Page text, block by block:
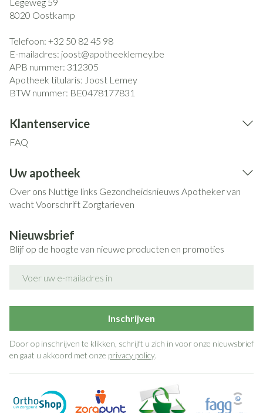
8020 Oostkamp
Telefoon: +32 50 82 45 98
E-mailadres: joost@apotheeklemey.be
APB nummer: 312305
Apotheek titularis: Joost Lemey
BTW nummer: BE0478177831
Klantenservice
FAQ
Uw apotheek
Over ons Nuttige links Gezondheidsnieuws Apotheker van
wachtVoorschrift Zorgtarieven
Nieuwsbrief
Blijf op de hoogte van nieuwe producten en promoties
Inschrijven
Door op inschrijven te klikken, schrijft u zich in voor onze nieuwsbrief
en gaat u akkoord met onze privacy policy.